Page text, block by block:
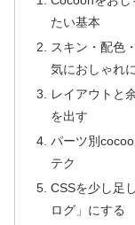
たい基本
スキン・配色
気におしゃれ
レイアウトと
を出す
パーツ別
テク
CSSを少し足
ログ」にする